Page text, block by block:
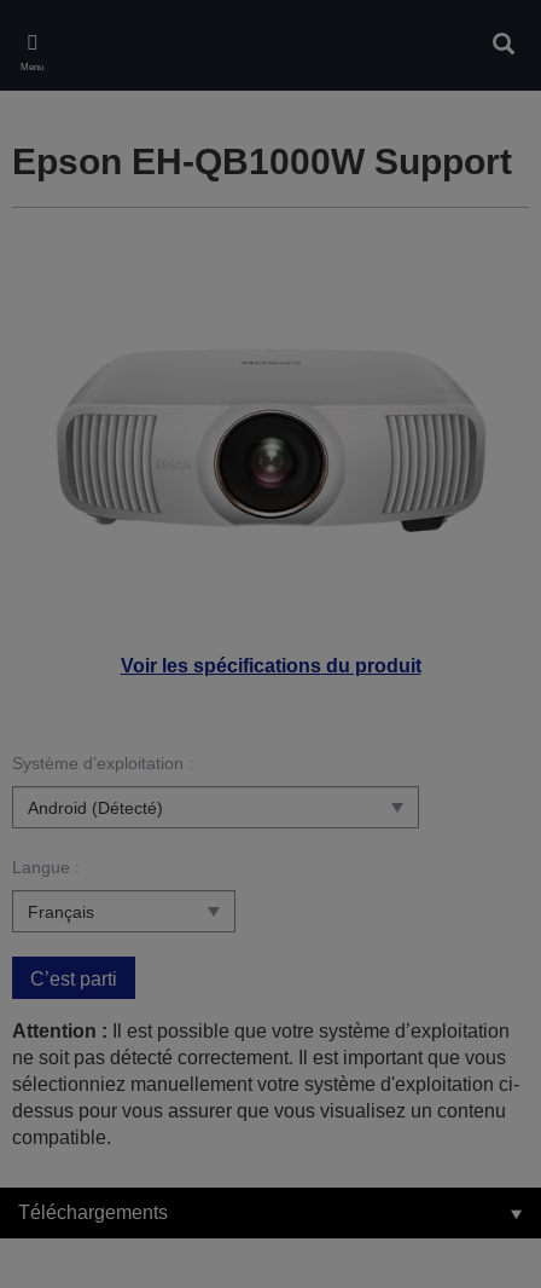
main
content
Menu
Voir les spécifications du produit
Epson EH-QB1000W Support
Système d’exploitation :
Langue :
C’est parti
Attention : Il est possible que votre système d’exploitation
ne soit pas détecté correctement. Il est important que vous
sélectionniez manuellement votre système d'exploitation ci-
dessus pour vous assurer que vous visualisez un contenu
compatible.
Téléchargements